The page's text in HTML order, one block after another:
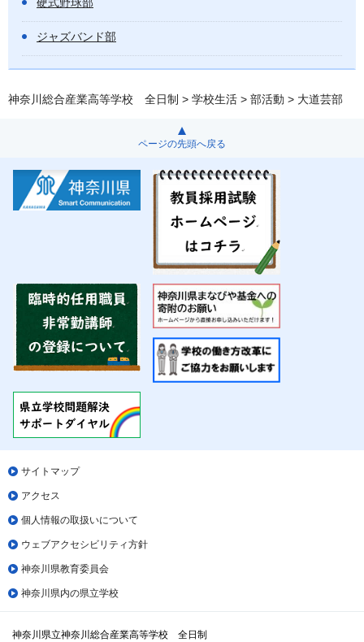
硬式野球部
ジャズバンド部
神奈川総合産業高等学校 全日制 > 学校生活 > 部活動 > 大道芸部
ページの先頭へ戻る
サイトマップ
アクセス
個人情報の取扱いについて
ウェブアクセシビリティ方針
神奈川県教育委員会
神奈川県内の県立学校
神奈川県立神奈川総合産業高等学校 全日制